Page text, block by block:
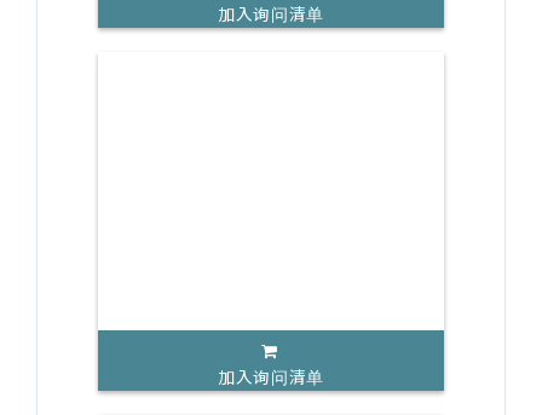
加入询问清单
加入询问清单